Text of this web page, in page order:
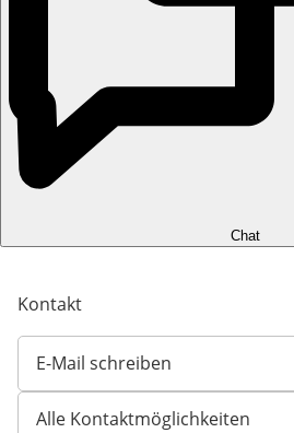
Chat
Kontakt
E-Mail schreiben
Öffnet E-Mail-Client
Alle Kontaktmöglichkeiten